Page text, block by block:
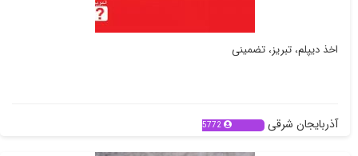
اخذ دیپلم، تبریز، تضمینی
آذربایجان شرقی 5772